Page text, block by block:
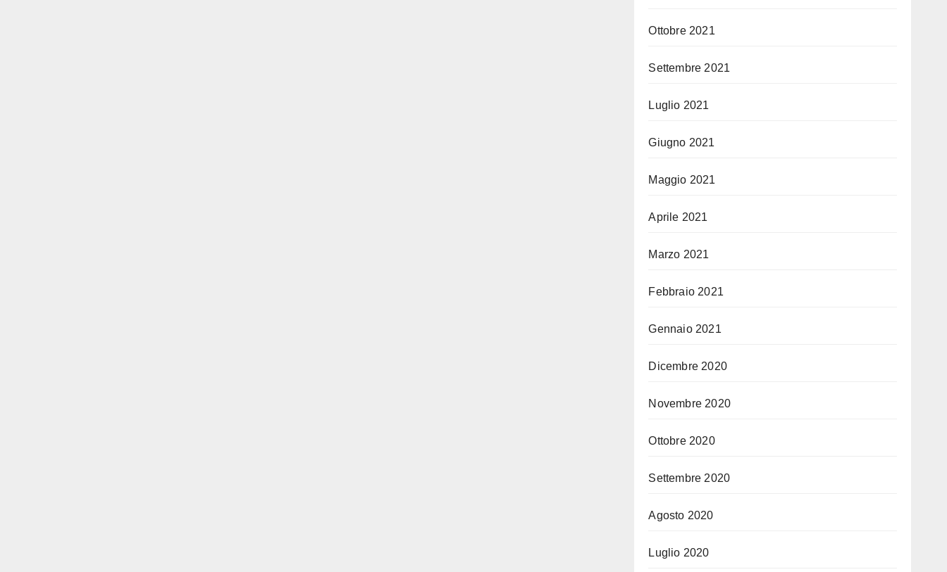
Ottobre 2021
Settembre 2021
Luglio 2021
Giugno 2021
Maggio 2021
Aprile 2021
Marzo 2021
Febbraio 2021
Gennaio 2021
Dicembre 2020
Novembre 2020
Ottobre 2020
Settembre 2020
Agosto 2020
Luglio 2020